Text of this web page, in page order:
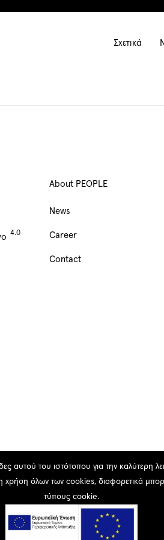
Main
Σχετικά
αυτού του ιστότοπου για την καλύτερη
χρήση όλων των cookies, διαφορετικά
τύπους cookie.
Navigation
footer
About PEOPLE
News
Career
Contact